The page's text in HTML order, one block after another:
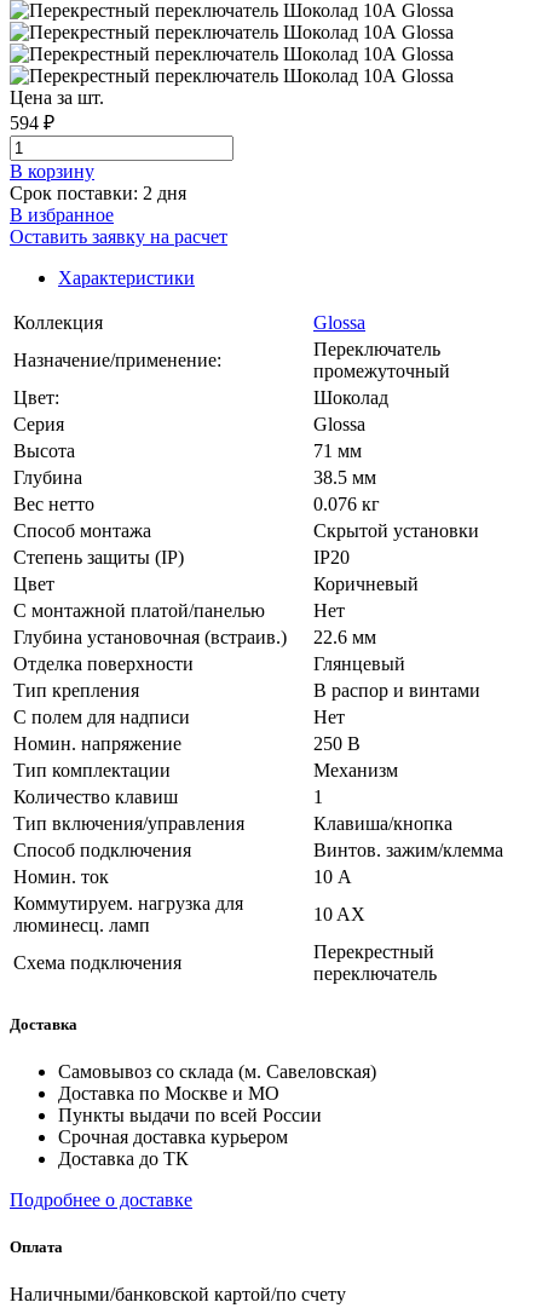
Цена за шт.
594 ₽
В корзинy
Срок поставки: 2 дня
В избранное
Оставить заявку на расчет
Характеристики
Коллекция
Glossa
Назначение/применение:
Переключатель
промежуточный
Цвет:
Шоколад
Серия
Glossa
Высота
71 мм
Глубина
38.5 мм
Вес нетто
0.076 кг
Способ монтажа
Скрытой установки
Степень защиты (IP)
IP20
Цвет
Коричневый
С монтажной платой/панелью
Нет
Глубина установочная (встраив.)
22.6 мм
Отделка поверхности
Глянцевый
Тип крепления
В распор и винтами
С полем для надписи
Нет
Номин. напряжение
250 В
Тип комплектации
Механизм
Количество клавиш
1
Тип включения/управления
Клавиша/кнопка
Способ подключения
Винтов. зажим/клемма
Номин. ток
10 А
Коммутируем. нагрузка для
люминесц. ламп
10 AX
Схема подключения
Перекрестный
переключатель
Доставка
Самовывоз со склада (м. Савеловская)
Доставка по Москве и МО
Пункты выдачи по всей России
Срочная доставка курьером
Доставка до ТК
Подробнее о доставке
Оплата
Наличными/банковской картой/по счету